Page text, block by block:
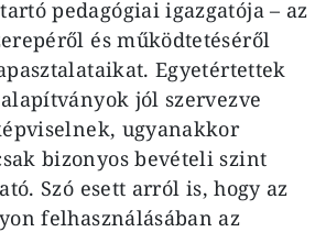
pedagógiai igazgatója – az
és működtetéséről
Egyetértettek
jól szervezve
ugyanakkor
bizonyos bevételi szint
Szó esett arról is, hogy az
felhasználásában az